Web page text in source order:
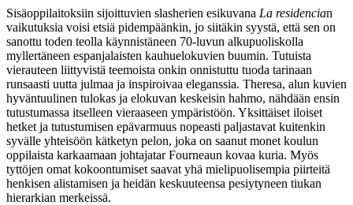
Sisäoppilaitoksiin sijoittuvien slasherien esikuvana La residencian
vaikutuksia voisi etsiä pidempäänkin, jo siitäkin syystä, että sen on
sanottu toden teolla käynnistäneen 70‑luvun alkupuoliskolla
myllertäneen espanjalaisten kauhuelokuvien buumin. Tutuista
vierauteen liittyvistä teemoista onkin onnistuttu tuoda tarinaan
runsaasti uutta julmaa ja inspiroivaa eleganssia. Theresa, alun kuvien
hyväntuulinen tulokas ja elokuvan keskeisin hahmo, nähdään ensin
tutustumassa itselleen vieraaseen ympäristöön. Yksittäiset iloiset
hetket ja tutustumisen epävarmuus nopeasti paljastavat kuitenkin
syvälle yhteisöön kätketyn pelon, joka on saanut monet koulun
oppilaista karkaamaan johtajatar Fourneaun kovaa kuria. Myös
tyttöjen omat kokoontumiset saavat yhä mielipuolisempia piirteitä
henkisen alistamisen ja heidän keskuuteensa pesiytyneen tiukan
hierarkian merkeissä.